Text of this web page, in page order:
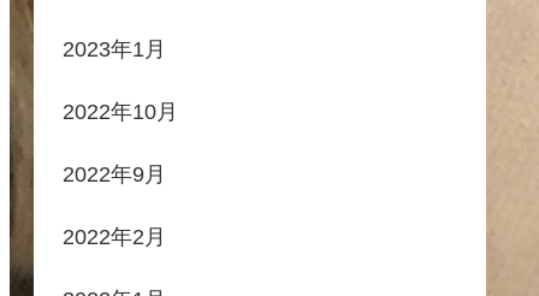
2023年1月
2022年10月
2022年9月
2022年2月